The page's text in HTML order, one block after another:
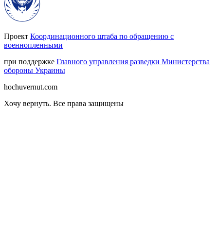
Проект Координационного штаба по обращению с
военнопленными
при поддержке Главного управления разведки Министерства
обороны Украины
hochuvernut.com
Хочу вернуть. Все права защищены